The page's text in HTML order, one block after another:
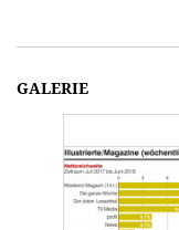
GALERIE